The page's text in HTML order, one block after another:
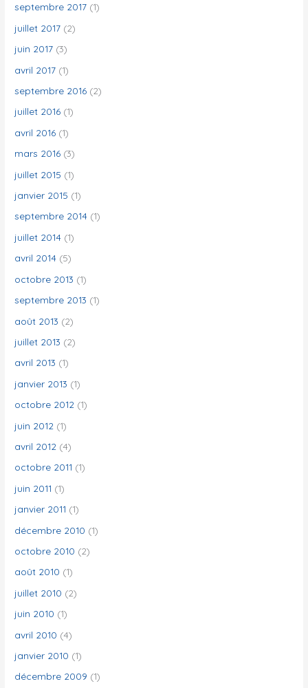
septembre 2017 (1)
juillet 2017 (2)
juin 2017 (3)
avril 2017 (1)
septembre 2016 (2)
juillet 2016 (1)
avril 2016 (1)
mars 2016 (3)
juillet 2015 (1)
janvier 2015 (1)
septembre 2014 (1)
juillet 2014 (1)
avril 2014 (5)
octobre 2013 (1)
septembre 2013 (1)
août 2013 (2)
juillet 2013 (2)
avril 2013 (1)
janvier 2013 (1)
octobre 2012 (1)
juin 2012 (1)
avril 2012 (4)
octobre 2011 (1)
juin 2011 (1)
janvier 2011 (1)
décembre 2010 (1)
octobre 2010 (2)
août 2010 (1)
juillet 2010 (2)
juin 2010 (1)
avril 2010 (4)
janvier 2010 (1)
décembre 2009 (1)